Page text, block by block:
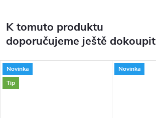
K tomuto produktu
doporučujeme ještě dokoupit
Novinka
Tip
Novinka